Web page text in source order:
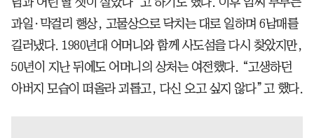
과일·막걸리 행상, 고물상으로 닥치는 대로 일하며 6남매를
길러냈다. 1980년대 어머니와 함께 사도섬을 다시 찾았지만,
50년이 지난 뒤에도 어머니의 상처는 여전했다. “고생하던
아버지 모습이 떠올라 괴롭고, 다신 오고 싶지 않다”고 했다.